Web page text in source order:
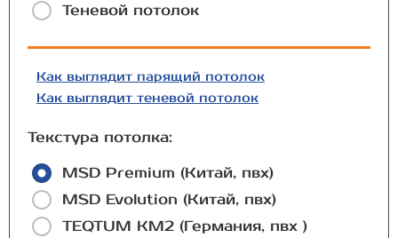
Теневой потолок
Как выглядит парящий потолок
Как выглядит теневой потолок
Текстура потолка:
MSD Premium (Китай, пвх)
MSD Evolution (Китай, пвх)
TEQTUM КМ2 (Германия, пвх )